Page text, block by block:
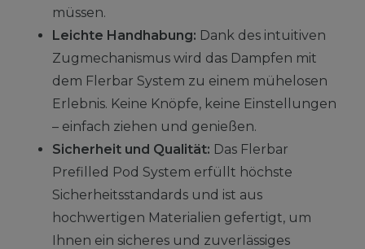
müssen.
Leichte Handhabung: Dank des intuitiven
Zugmechanismus wird das Dampfen mit
dem Flerbar System zu einem mühelosen
Erlebnis. Keine Knöpfe, keine Einstellungen
– einfach ziehen und genießen.
Sicherheit und Qualität: Das Flerbar
Prefilled Pod System erfüllt höchste
Sicherheitsstandards und ist aus
hochwertigen Materialien gefertigt, um
Ihnen ein sicheres und zuverlässiges